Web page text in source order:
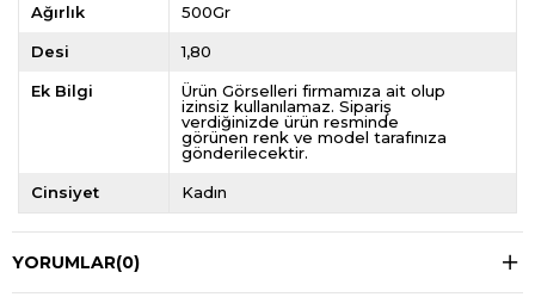
Ağırlık 500Gr
Desi 1,80
Ek Bilgi
Ürün Görselleri firmamıza ait olup
izinsiz kullanılamaz. Sipariş
verdiğinizde ürün resminde
görünen renk ve model tarafınıza
gönderilecektir.
Cinsiyet Kadın
YORUMLAR(0)